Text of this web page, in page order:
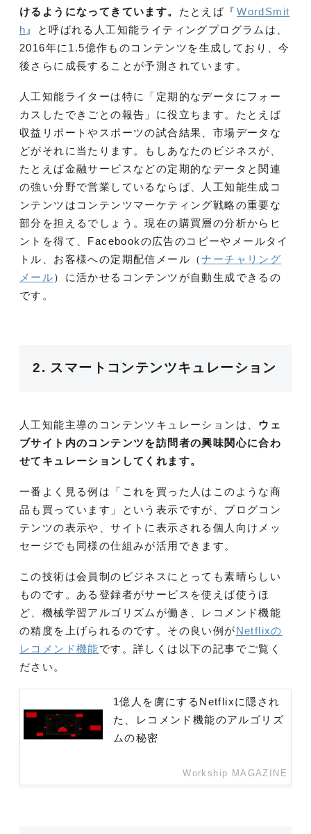
けるようになってきています。 たとえば『 WordSmit
h 』と呼ばれる人工知能ライティングプログラムは、
2016年に1.5億作ものコンテンツを生成しており、今
後さらに成長することが予測されています。
人工知能ライターは特に「定期的なデータにフォー
カスしたできごとの報告」に役立ちます。たとえば
収益リポートやスポーツの試合結果、市場データな
どがそれに当たります。もしあなたのビジネスが、
たとえば金融サービスなどの定期的なデータと関連
の強い分野で営業しているならば、人工知能生成コ
ンテンツはコンテンツマーケティング戦略の重要な
部分を担えるでしょう。現在の購買層の分析からヒ
ントを得て、Facebookの広告のコピーやメールタイ
トル、お客様への定期配信メール（ナーチャリング
メール）に活かせるコンテンツが自動生成できるの
です。
2. スマートコンテンツキュレーション
人工知能主導のコンテンツキュレーションは、 ウェ
ブサイト内のコンテンツを訪問者の興味関心に合わ
せてキュレーションしてくれます。
一番よく見る例は「これを買った人はこのような商
品も買っています」という表示ですが、ブログコン
テンツの表示や、サイトに表示される個人向けメッ
セージでも同様の仕組みが活用できます。
この技術は会員制のビジネスにとっても素晴らしい
ものです。ある登録者がサービスを使えば使うほ
ど、機械学習アルゴリズムが働き、レコメンド機能
の精度を上げられるのです。その良い例が Netflixの
レコメンド機能です。詳しくは以下の記事でご覧く
ださい。
1億人を虜にするNetflixに隠され
た、レコメンド機能のアルゴリズ
ムの秘密
Workship MAGAZINE